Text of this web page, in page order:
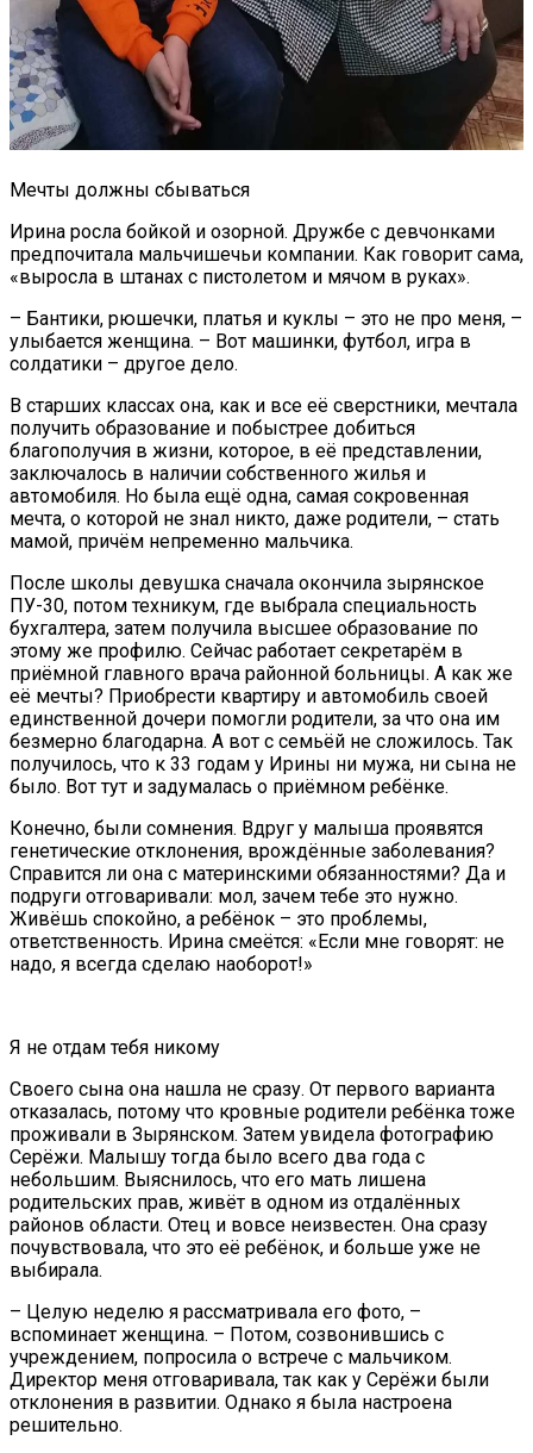
Мечты должны сбываться
Ирина росла бойкой и озорной. Дружбе с девчонками
предпочитала мальчишечьи компании. Как говорит сама,
«выросла в штанах с пистолетом и мячом в руках».
– Бантики, рюшечки, платья и куклы – это не про меня, –
улыбается женщина. – Вот машинки, футбол, игра в
солдатики – другое дело.
В старших классах она, как и все её сверстники, мечтала
получить образование и побыстрее добиться
благополучия в жизни, которое, в её представлении,
заключалось в наличии собственного жилья и
автомобиля. Но была ещё одна, самая сокровенная
мечта, о которой не знал никто, даже родители, – стать
мамой, причём непременно мальчика.
После школы девушка сначала окончила зырянское
ПУ-30, потом техникум, где выбрала специальность
бухгалтера, затем получила высшее образование по
этому же профилю. Сейчас работает секретарём в
приёмной главного врача районной больницы. А как же
её мечты? Приобрести квартиру и автомобиль своей
единственной дочери помогли родители, за что она им
безмерно благодарна. А вот с семьёй не сложилось. Так
получилось, что к 33 годам у Ирины ни мужа, ни сына не
было. Вот тут и задумалась о приёмном ребёнке.
Конечно, были сомнения. Вдруг у малыша проявятся
генетические отклонения, врождённые заболевания?
Справится ли она с материнскими обязанностями? Да и
подруги отговаривали: мол, зачем тебе это нужно.
Живёшь спокойно, а ребёнок – это проблемы,
ответственность. Ирина смеётся: «Если мне говорят: не
надо, я всегда сделаю наоборот!»
Я не отдам тебя никому
Своего сына она нашла не сразу. От первого варианта
отказалась, потому что кровные родители ребёнка тоже
проживали в Зырянском. Затем увидела фотографию
Серёжи. Малышу тогда было всего два года с
небольшим. Выяснилось, что его мать лишена
родительских прав, живёт в одном из отдалённых
районов области. Отец и вовсе неизвестен. Она сразу
почувствовала, что это её ребёнок, и больше уже не
выбирала.
– Целую неделю я рассматривала его фото, –
вспоминает женщина. – Потом, созвонившись с
учреждением, попросила о встрече с мальчиком.
Директор меня отговаривала, так как у Серёжи были
отклонения в развитии. Однако я была настроена
решительно.